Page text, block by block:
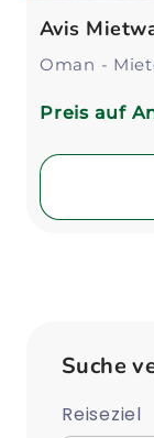
Avis
Oman -
Preis auf
Suche
Reiseziel